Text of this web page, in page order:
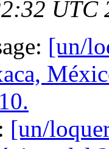
UTC
[un/
[un/